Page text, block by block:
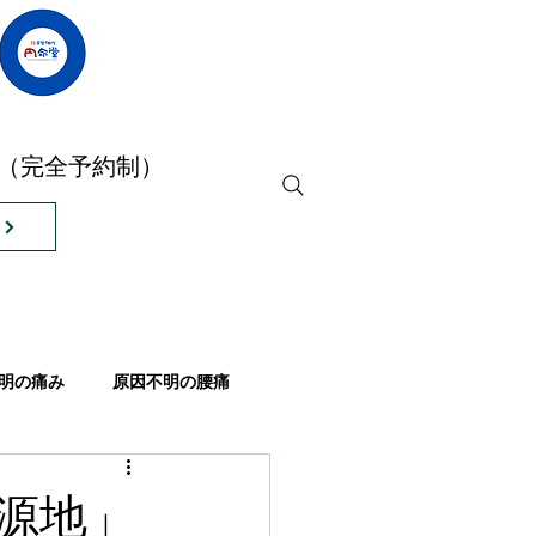
完全予約制）
の痛み 原因不明の腰痛
睡眠不足
地」